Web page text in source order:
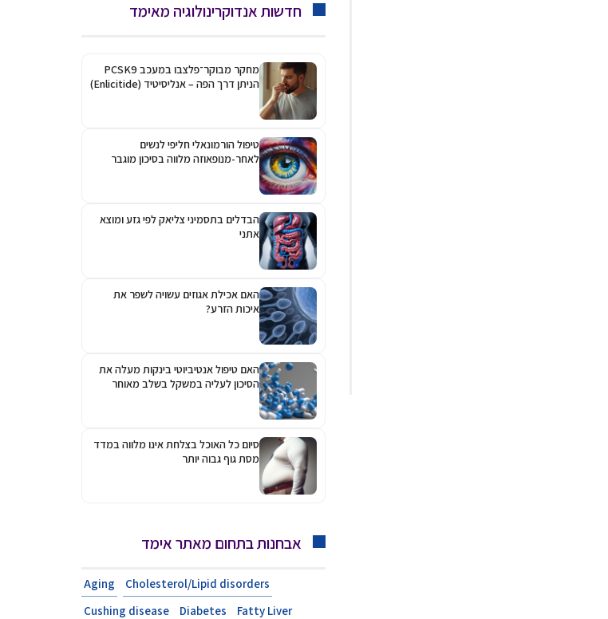
חדשות אנדוקרינולוגיה מאימד
מחקר מבוקר־פלצבו במעכב PCSK9
הניתן דרך הפה – אנליסיטיד (Enlicitide)
טיפול הורמונאלי חליפי לנשים
לאחר-מנופאוזה מלווה בסיכון מוגבר
הבדלים בתסמיני צליאק לפי גזע ומוצא
אתני
האם אכילת אגוזים עשויה לשפר את
איכות הזרע?
האם טיפול אנטיביוטי בינקות מעלה את
הסיכון לעליה במשקל בשלב מאוחר
סיום כל האוכל בצלחת אינו מלווה במדד
מסת גוף גבוה יותר
אבחנות בתחום מאתר אימד
Aging
Cholesterol/Lipid disorders
Cushing disease
Diabetes
Fatty Liver